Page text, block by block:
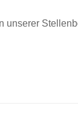
unserer